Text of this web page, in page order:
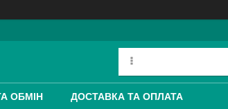
ОБМІН ДОСТАВКА ТА ОПЛАТА